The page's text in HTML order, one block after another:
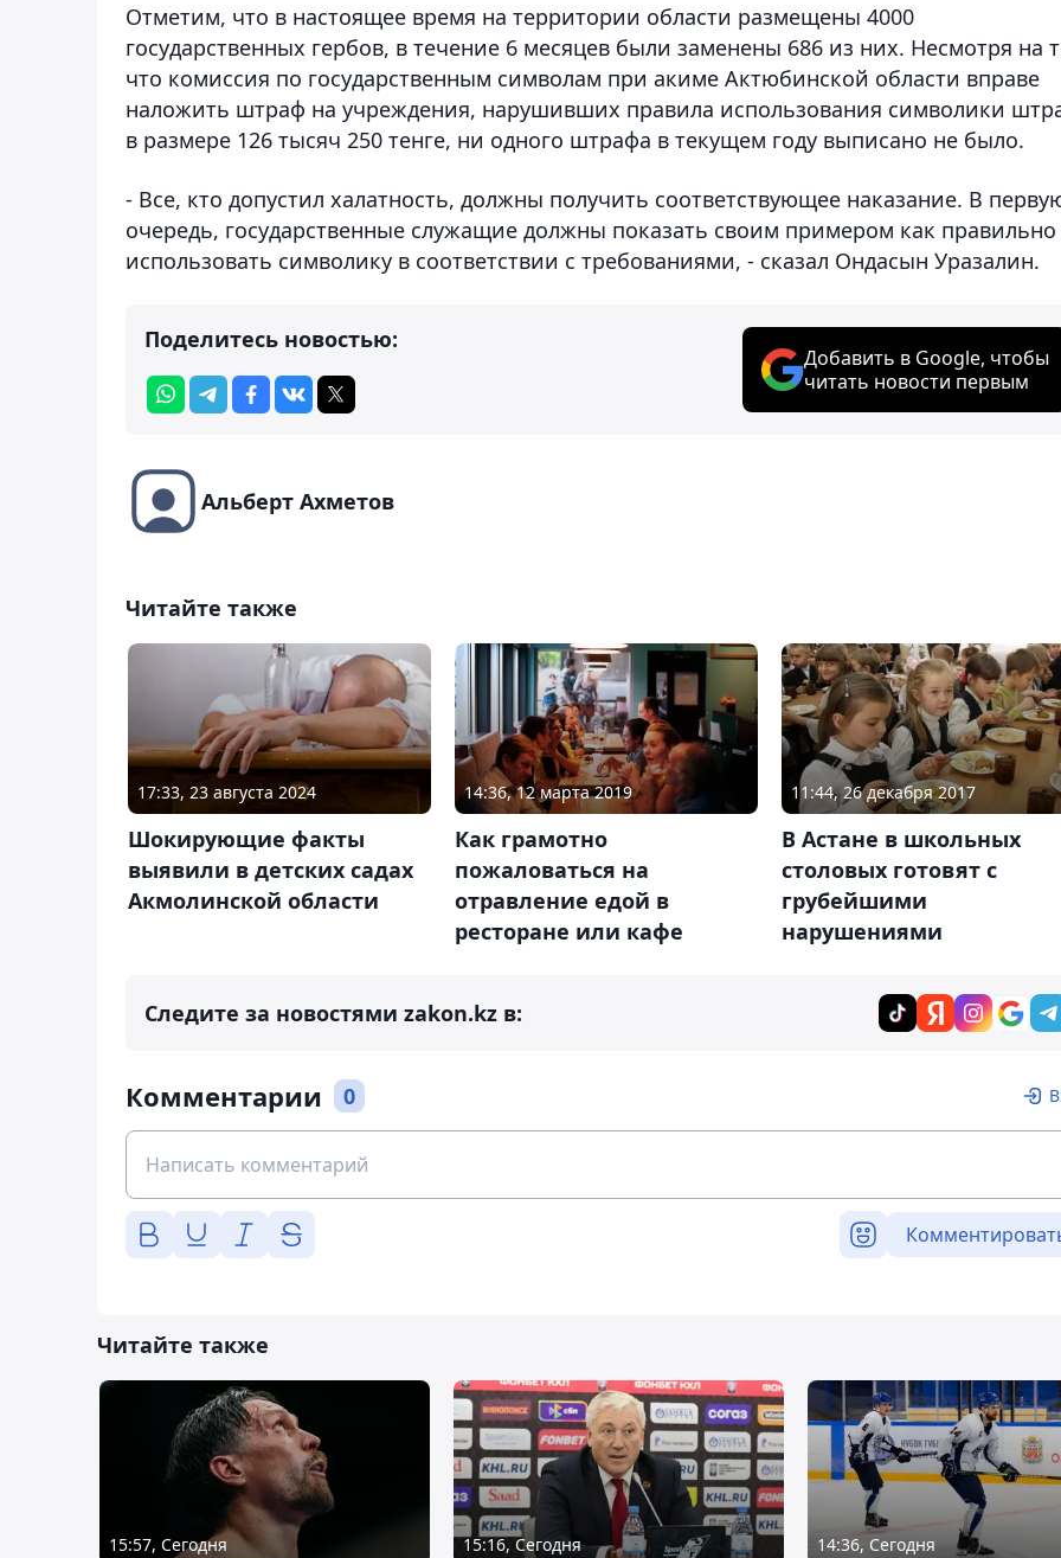
Отметим, что в настоящее время на территории области размещены 4000
государственных гербов, в течение 6 месяцев были заменены 686 из них. Несмотря на
что комиссия по государственным символам при акиме Актюбинской области вправе
наложить штраф на учреждения, нарушивших правила использования символики
в размере 126 тысяч 250 тенге, ни одного штрафа в текущем году выписано не было.
- Все, кто допустил халатность, должны получить соответствующее наказание. В
очередь, государственные служащие должны показать своим примером как правильно
использовать символику в соответствии с требованиями, - сказал Ондасын Уразалин.
Поделитесь новостью:
Добавить в Google, чтобы
читать новости первым
Альберт Ахметов
Читайте также
17:33, 23 августа 2024
Шокирующие факты
выявили в детских садах
Акмолинской области
14:36, 12 марта 2019
Как грамотно
пожаловаться на
отравление едой в
ресторане или кафе
11:44, 26 декабря 2017
В Астане в школьных
столовых готовят с
грубейшими
нарушениями
Следите за новостями zakon.kz в:
Комментарии 0
Читайте также
15:57, Сегодня 15:16, Сегодня 14:36, Сегодня